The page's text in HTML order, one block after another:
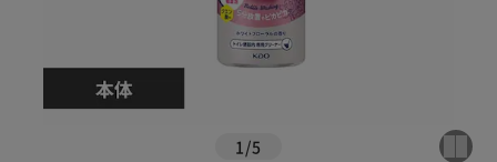
1 /5